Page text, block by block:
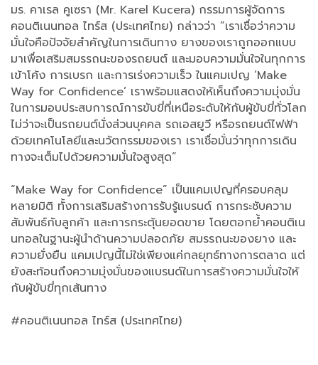
มร. คาเรล คูเซรา (Mr. Karel Kucera) กรรมการผู้จัดการ
คอนติเนนทอล ไทร์ส (ประเทศไทย) กล่าวว่า “เราเชื่อว่าความ
มั่นใจคือปัจจัยสำคัญในการเดินทาง ยางของเราถูกออกแบบ
มาเพื่อเสริมสมรรถนะของรถยนต์ และมอบความมั่นใจในทุกการ
เข้าโค้ง การเบรก และการเร่งความเร็ว ในแคมเปญ ‘Make
Way for Confidence’ เราพร้อมแสดงให้เห็นถึงความมุ่งมั่น
ในการมอบประสบการณ์การขับขี่ที่เหนือระดับให้กับผู้ขับขี่ทั่วโลก
ไม่ว่าจะเป็นรถยนต์นั่งส่วนบุคคล รถเอสยูวี หรือรถยนต์ไฟฟ้า
ด้วยเทคโนโลยีและนวัตกรรมของเรา เราเชื่อมั่นว่าทุกการเดิน
ทางจะเต็มไปด้วยความมั่นใจสูงสุด”
“Make Way for Confidence” เป็นแคมเปญที่ครอบคลุม
หลายมิติ ทั้งการเสริมสร้างการรับรู้แบรนด์ การกระชับความ
สัมพันธ์กับลูกค้า และการกระตุ้นยอดขาย โดยตอกย้ำคอนติเน
นทอลในฐานะผู้นำด้านความปลอดภัย สมรรถนะของยาง และ
ความยั่งยืน แคมเปญนี้ไม่ใช่เพียงแค่กลยุทธ์ทางการตลาด แต่
ยังสะท้อนถึงความมุ่งมั่นของแบรนด์ในการสร้างความมั่นใจให้
กับผู้ขับขี่ทุกเส้นทาง
#คอนติเนนทอล ไทร์ส (ประเทศไทย)